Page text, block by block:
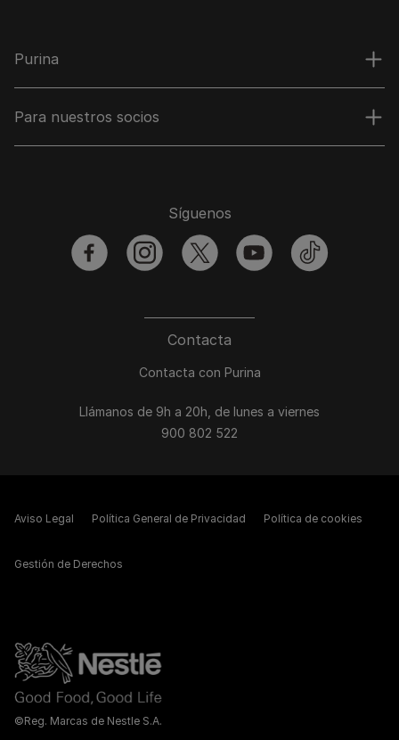
Purina
Para nuestros socios
Contacta
Contacta con Purina
Llámanos de 9h a 20h, de lunes a viernes
900 802 522
Síguenos
facebookinstagramtwitter youtubetiktok
©Reg. Marcas de Nestle S.A.
Aviso Legal Política General de Privacidad Política de cookies
Gestión de Derechos